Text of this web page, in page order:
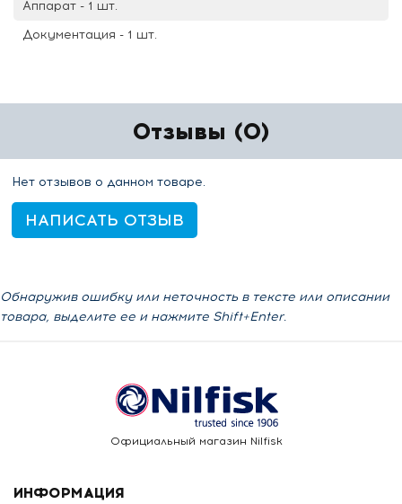
Аппарат - 1 шт.
Документация - 1 шт.
Отзывы (0)
Нет отзывов о данном товаре.
НАПИСАТЬ ОТЗЫВ
Обнаружив ошибку или неточность в тексте или описании
товара, выделите ее и нажмите Shift+Enter.
Официальный магазин Nilfisk
ИНФОРМАЦИЯ